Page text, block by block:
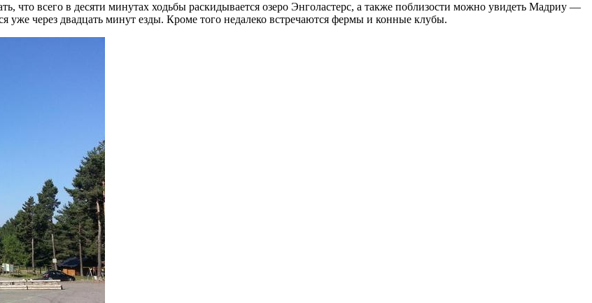
что всего в десяти минутах ходьбы раскидывается озеро Энголастерс, а также поблизости можно увидеть Мадриу —
через двадцать минут езды. Кроме того недалеко встречаются фермы и конные клубы.